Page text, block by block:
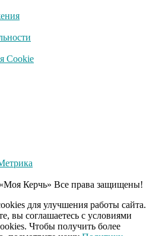
Cookie
Керчь» Все права защищены!
для улучшения работы сайта.
вы соглашаетесь с условиями
Чтобы получить более